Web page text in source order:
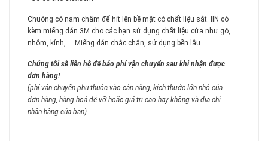
Chuông có nam châm để hít lên bề mặt có chất liệu sắt. IIN có
kèm miếng dán 3M cho các bạn sử dụng chất liệu cửa như gỗ,
nhôm, kính,.... Miếng dán chắc chắn, sử dụng bền lâu.
Chúng tôi sẽ liên hệ để báo phí vận chuyển sau khi nhận được
đơn hàng!
(phí vận chuyển phụ thuộc vào cân nặng, kích thước lớn nhỏ của
đơn hàng, hàng hoá dễ vỡ hoặc giá trị cao hay không và địa chỉ
nhận hàng của bạn)